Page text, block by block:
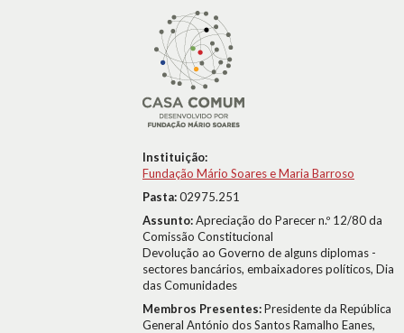
Instituição:
Fundação Mário Soares e Maria Barroso
Pasta:02975.251
Assunto:Apreciação do Parecer n.º 12/80 da
Comissão Constitucional
Devolução ao Governo de alguns diplomas -
sectores bancários, embaixadores políticos, Dia
das Comunidades
Membros Presentes:Presidente da República
General António dos Santos Ramalho Eanes,